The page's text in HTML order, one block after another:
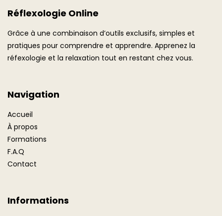
Réflexologie Online
Grâce à une combinaison d’outils exclusifs, simples et
pratiques pour comprendre et apprendre. Apprenez la
réfexologie et la relaxation tout en restant chez vous.
Navigation
Accueil
À propos
Formations
F.A.Q
Contact
Informations